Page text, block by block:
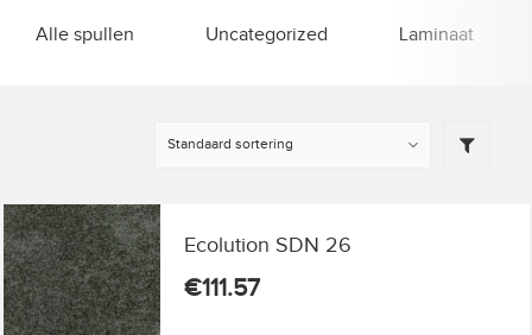
Alle spullen Uncategorized Laminaat
Ecolution SDN 26
€111.57